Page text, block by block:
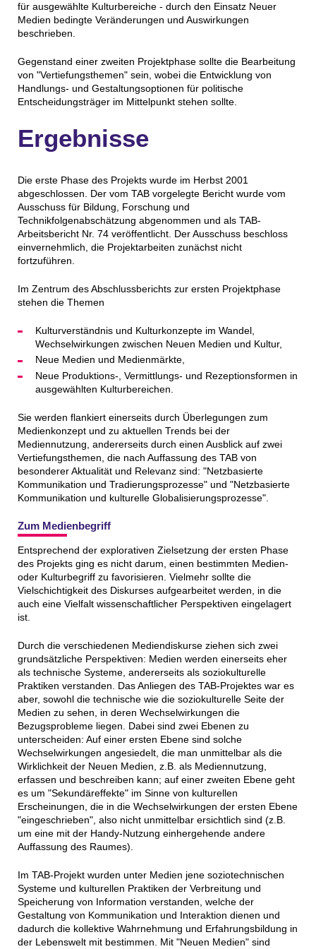
für ausgewählte Kulturbereiche - durch den Einsatz Neuer
Medien bedingte Veränderungen und Auswirkungen
beschrieben.
Gegenstand einer zweiten Projektphase sollte die Bearbeitung
von "Vertiefungsthemen" sein, wobei die Entwicklung von
Handlungs- und Gestaltungsoptionen für politische
Entscheidungsträger im Mittelpunkt stehen sollte.
Ergebnisse
Die erste Phase des Projekts wurde im Herbst 2001
abgeschlossen. Der vom TAB vorgelegte Bericht wurde vom
Ausschuss für Bildung, Forschung und
Technikfolgenabschätzung abgenommen und als TAB-
Arbeitsbericht Nr. 74 veröffentlicht. Der Ausschuss beschloss
einvernehmlich, die Projektarbeiten zunächst nicht
fortzuführen.
Im Zentrum des Abschlussberichts zur ersten Projektphase
stehen die Themen
Kulturverständnis und Kulturkonzepte im Wandel,
Wechselwirkungen zwischen Neuen Medien und Kultur,
Neue Medien und Medienmärkte,
Neue Produktions-, Vermittlungs- und Rezeptionsformen in
ausgewählten Kulturbereichen.
Sie werden flankiert einerseits durch Überlegungen zum
Medienkonzept und zu aktuellen Trends bei der
Mediennutzung, andererseits durch einen Ausblick auf zwei
Vertiefungsthemen, die nach Auffassung des TAB von
besonderer Aktualität und Relevanz sind: "Netzbasierte
Kommunikation und Tradierungsprozesse" und "Netzbasierte
Kommunikation und kulturelle Globalisierungsprozesse".
Zum Medienbegriff
Entsprechend der explorativen Zielsetzung der ersten Phase
des Projekts ging es nicht darum, einen bestimmten Medien-
oder Kulturbegriff zu favorisieren. Vielmehr sollte die
Vielschichtigkeit des Diskurses aufgearbeitet werden, in die
auch eine Vielfalt wissenschaftlicher Perspektiven eingelagert
ist.
Durch die verschiedenen Mediendiskurse ziehen sich zwei
grundsätzliche Perspektiven: Medien werden einerseits eher
als technische Systeme, andererseits als soziokulturelle
Praktiken verstanden. Das Anliegen des TAB-Projektes war es
aber, sowohl die technische wie die soziokulturelle Seite der
Medien zu sehen, in deren Wechselwirkungen die
Bezugsprobleme liegen. Dabei sind zwei Ebenen zu
unterscheiden: Auf einer ersten Ebene sind solche
Wechselwirkungen angesiedelt, die man unmittelbar als die
Wirklichkeit der Neuen Medien, z.B. als Mediennutzung,
erfassen und beschreiben kann; auf einer zweiten Ebene geht
es um "Sekundäreffekte" im Sinne von kulturellen
Erscheinungen, die in die Wechselwirkungen der ersten Ebene
"eingeschrieben", also nicht unmittelbar ersichtlich sind (z.B.
um eine mit der Handy-Nutzung einhergehende andere
Auffassung des Raumes).
Im TAB-Projekt wurden unter Medien jene soziotechnischen
Systeme und kulturellen Praktiken der Verbreitung und
Speicherung von Information verstanden, welche der
Gestaltung von Kommunikation und Interaktion dienen und
dadurch die kollektive Wahrnehmung und Erfahrungsbildung in
der Lebenswelt mit bestimmen. Mit "Neuen Medien" sind